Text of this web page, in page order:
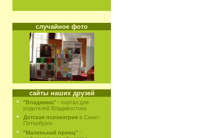
случайное фото
сайты наших друзей
"Владмама" - портал для
родителей Владивостока
Детская психиатрия в Санкт-
Петербурге
"Маленький принц" -